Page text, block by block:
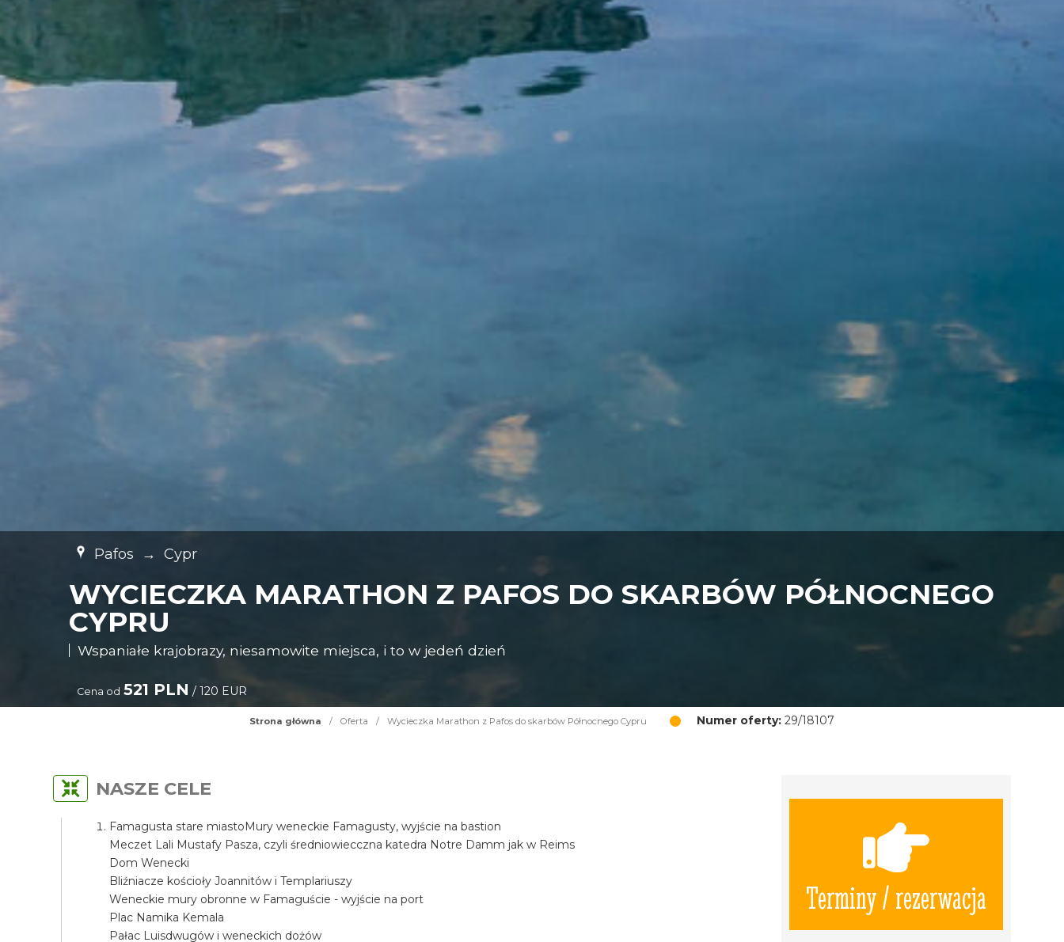
Pafos → Cypr
WYCIECZKA MARATHON Z PAFOS DO SKARBÓW PÓŁNOCNEGO
CYPRU
Wspaniałe krajobrazy, niesamowite miejsca, i to w jedeń dzień
Cena od 521 PLN / 120 EUR
Strona główna / Oferta / Wycieczka Marathon z Pafos do skarbów Północnego Cypru Numer oferty: 29/18107
Terminy / rezerwacja
NASZE CELE
Famagusta stare miastoMury weneckie Famagusty, wyjście na bastion
Meczet Lali Mustafy Pasza, czyli średniowiecczna katedra Notre Damm jak w Reims
Dom Wenecki
Bliźniacze kościoły Joannitów i Templariuszy
Weneckie mury obronne w Famaguście - wyjście na port
Plac Namika Kemala
Pałac Luisdwugów i weneckich dożów